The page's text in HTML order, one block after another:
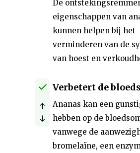
De
eigenschappen van
kunnen helpen bij het
verminderen van de
van hoest en
Verbetert de
Ananas kan een
hebben op de
vanwege de
bromelaïne, een